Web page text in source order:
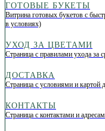
ГОТОВЫЕ БУКЕТЫ
Витрина готовых букетов с
в условиях)
УХОД ЗА ЦВЕТАМИ
Страница с правилами ухода за
ДОСТАВКА
Страница с условиями и картой
КОНТАКТЫ
Страница с контактами и